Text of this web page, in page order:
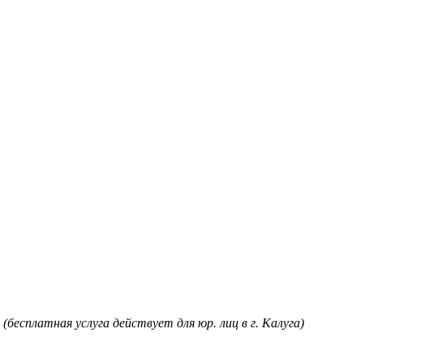
(бесплатная услуга действует для юр. лиц в г. Калуга)